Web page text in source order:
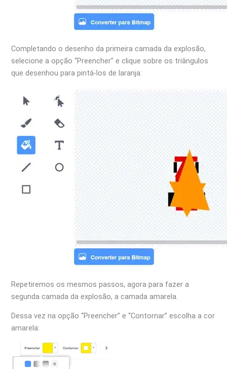
Completando o desenho da primeira camada da explosão,
selecione a opção “Preencher” e clique sobre os triângulos
que desenhou para pintá-los de laranja:
Repetiremos os mesmos passos, agora para fazer a
segunda camada da explosão, a camada amarela.
Dessa vez na opção “Preencher” e “Contornar” escolha a cor
amarela: